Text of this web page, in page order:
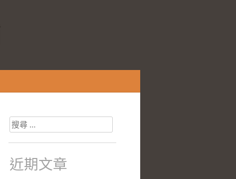
搜
尋
關
於：
近期文章